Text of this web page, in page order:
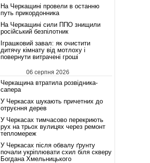
На Черкащині провели в останню
путь прикордонника
На Черкащині сили ППО знищили
російський безпілотник
Іграшковий завал: як очистити
дитячу кімнату від мотлоху і
повернути витрачені гроші
06 серпня 2026
Черкащина втратила розвідника-
сапера
У Черкасах шукають причетних до
отруєння дерев
У Черкасах тимчасово перекриють
рух на трьох вулицях через ремонт
тепломереж
У Черкасах після обвалу ґрунту
почали укріплювати схил біля скверу
Богдана Хмельницького